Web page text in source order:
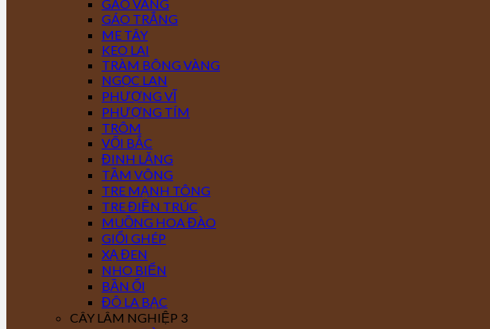
GÁO VÀNG
GÁO TRẮNG
ME TÂY
KEO LAI
TRÀM BÔNG VÀNG
NGỌC LAN
PHƯỢNG VĨ
PHƯỢNG TÍM
TRÔM
VỐI BẮC
ĐINH LĂNG
TẦM VÔNG
TRE MẠNH TÔNG
TRE ĐIỀN TRÚC
MUỒNG HOA ĐÀO
GIỔI GHÉP
XẠ ĐEN
NHO BIỂN
BẦN ỔI
ĐÔ LA BẠC
CÂY LÂM NGHIỆP 3